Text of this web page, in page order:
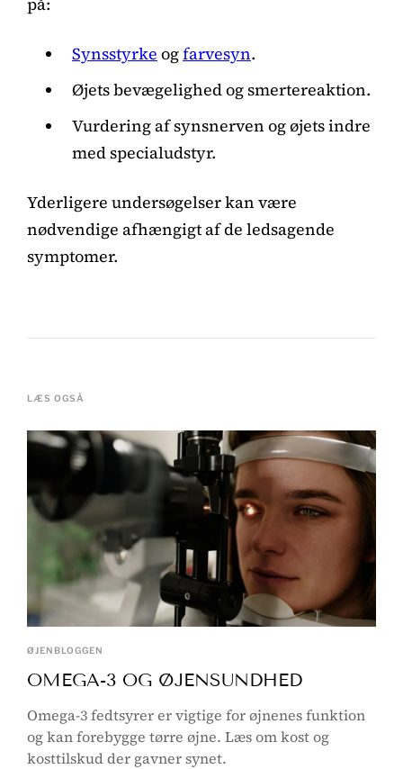
Synsstyrke ogfarvesyn.
Øjets bevægelighed og smertereaktion.
Vurdering af synsnerven og øjets indre
med specialudstyr.
Yderligere undersøgelser kan være
nødvendige afhængigt af de ledsagende
symptomer.
LÆS OGSÅ
ØJENBLOGGEN
OMEGA-3 OG ØJENSUNDHED
Omega-3 fedtsyrer er vigtige for øjnenes funktion
og kan forebygge tørre øjne. Læs om kost og
kosttilskud der gavner synet.